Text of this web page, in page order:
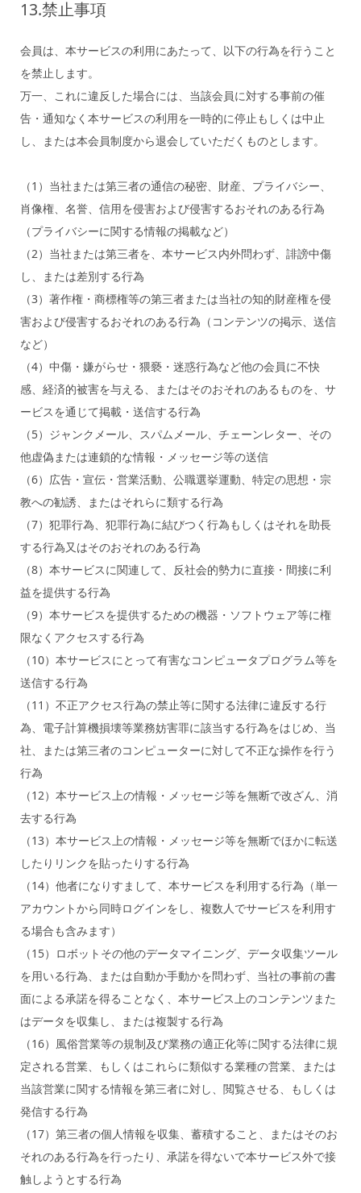
13.禁止事項
会員は、本サービスの利用にあたって、以下の行為を行うこと
を禁止します。
万一、これに違反した場合には、当該会員に対する事前の催
告・通知なく本サービスの利用を一時的に停止もしくは中止
し、または本会員制度から退会していただくものとします。
（1）当社または第三者の通信の秘密、財産、プライバシー、
肖像権、名誉、信用を侵害および侵害するおそれのある行為
（プライバシーに関する情報の掲載など）
（2）当社または第三者を、本サービス内外問わず、誹謗中傷
し、または差別する行為
（3）著作権・商標権等の第三者または当社の知的財産権を侵
害および侵害するおそれのある行為（コンテンツの掲示、送信
など）
（4）中傷・嫌がらせ・猥褻・迷惑行為など他の会員に不快
感、経済的被害を与える、またはそのおそれのあるものを、サ
ービスを通じて掲載・送信する行為
（5）ジャンクメール、スパムメール、チェーンレター、その
他虚偽または連鎖的な情報・メッセージ等の送信
（6）広告・宣伝・営業活動、公職選挙運動、特定の思想・宗
教への勧誘、またはそれらに類する行為
（7）犯罪行為、犯罪行為に結びつく行為もしくはそれを助長
する行為又はそのおそれのある行為
（8）本サービスに関連して、反社会的勢力に直接・間接に利
益を提供する行為
（9）本サービスを提供するための機器・ソフトウェア等に権
限なくアクセスする行為
（10）本サービスにとって有害なコンピュータプログラム等を
送信する行為
（11）不正アクセス行為の禁止等に関する法律に違反する行
為、電子計算機損壊等業務妨害罪に該当する行為をはじめ、当
社、または第三者のコンピューターに対して不正な操作を行う
行為
（12）本サービス上の情報・メッセージ等を無断で改ざん、消
去する行為
（13）本サービス上の情報・メッセージ等を無断でほかに転送
したりリンクを貼ったりする行為
（14）他者になりすまして、本サービスを利用する行為（単一
アカウントから同時ログインをし、複数人でサービスを利用す
る場合も含みます）
（15）ロボットその他のデータマイニング、データ収集ツール
を用いる行為、または自動か手動かを問わず、当社の事前の書
面による承諾を得ることなく、本サービス上のコンテンツまた
はデータを収集し、または複製する行為
（16）風俗営業等の規制及び業務の適正化等に関する法律に規
定される営業、もしくはこれらに類似する業種の営業、または
当該営業に関する情報を第三者に対し、閲覧させる、もしくは
発信する行為
（17）第三者の個人情報を収集、蓄積すること、またはそのお
それのある行為を行ったり、承諾を得ないで本サービス外で接
触しようとする行為